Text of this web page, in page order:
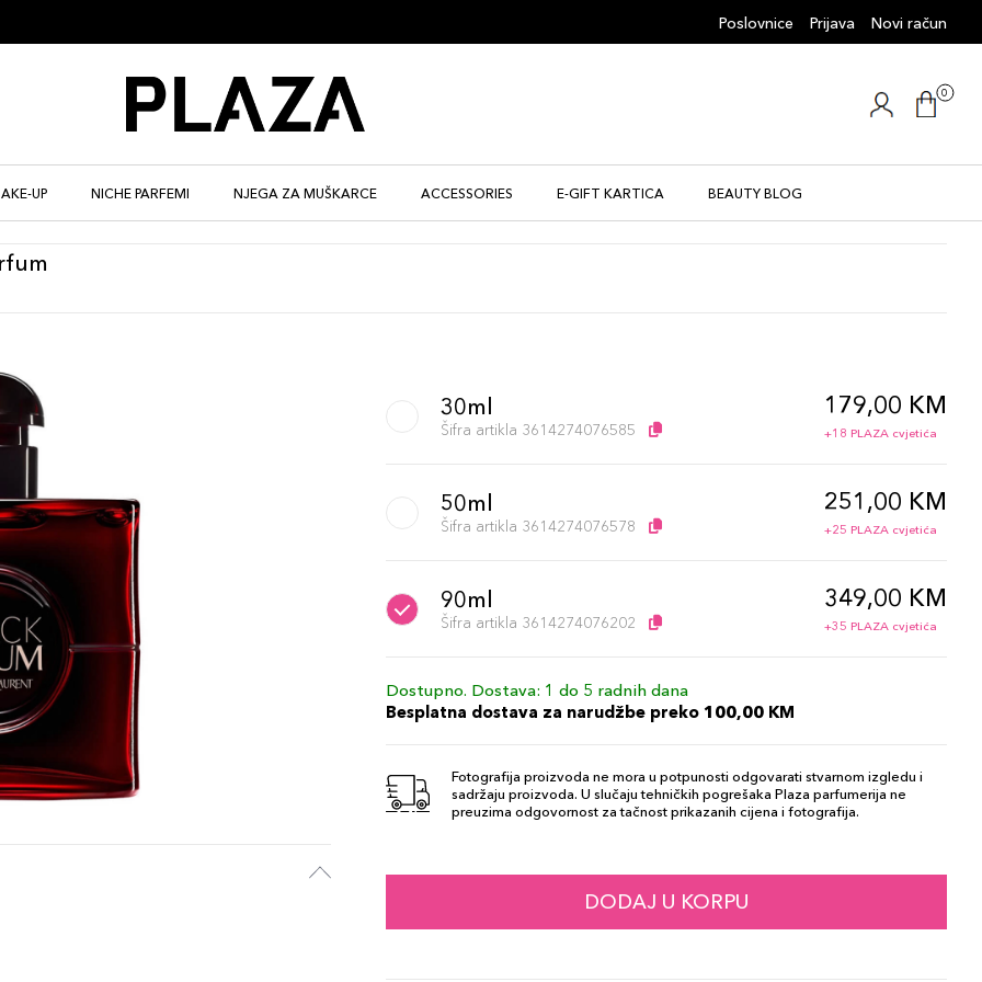
Poslovnice Prijava Novi račun
0
UP NICHE PARFEMI NJEGA ZA MUŠKARCE ACCESSORIES E-GIFT KARTICA BEAUTY BLOG
30ml
Šifra artikla 3614274076585
179,00 KM
+18 PLAZA cvjetića
50ml
Šifra artikla 3614274076578
251,00 KM
+25 PLAZA cvjetića
90ml
Šifra artikla 3614274076202
349,00 KM
+35 PLAZA cvjetića
Dostupno. Dostava: 1 do 5 radnih dana
Besplatna dostava za narudžbe preko 100,00 KM
Fotografija proizvoda ne mora u potpunosti odgovarati stvarnom izgledu i
sadržaju proizvoda. U slučaju tehničkih pogrešaka Plaza parfumerija ne
preuzima odgovornost za tačnost prikazanih cijena i fotografija.
DODAJ U KORPU